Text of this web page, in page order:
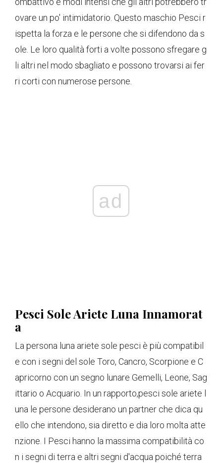
ovare un po' intimidatorio. Questo maschio Pesci r
ispetta la forza e le persone che si difendono da s
ole. Le loro qualità forti a volte possono sfregare g
li altri nel modo sbagliato e possono trovarsi ai fer
ri corti con numerose persone.
ad
Pesci Sole Ariete Luna Innamorat
a
La persona luna ariete sole pesci è più compatibil
e con i segni del sole Toro, Cancro, Scorpione e C
apricorno con un segno lunare Gemelli, Leone, Sag
ittario o Acquario. In un rapporto,pesci sole ariete l
una le persone desiderano un partner che dica qu
ello che intendono, sia diretto e dia loro molta atte
nzione. I Pesci hanno la massima compatibilità co
n i segni di terra e altri segni d'acqua poiché terra